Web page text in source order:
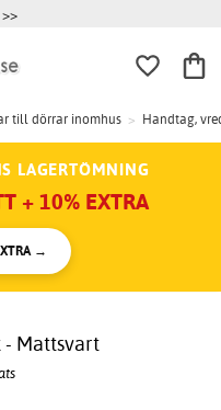
till dörrar inomhus > Handtag,
LAGERTÖMNING
+ 10% EXTRA
→
- Mattsvart